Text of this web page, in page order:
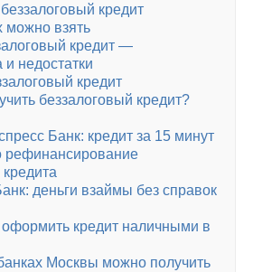
кредит
можно взять
кредит —
недостатки
кредит
беззалоговый кредит?
Банк: кредит за 15 минут
рефинансирование
кредита
деньги взаймы без справок
оформить кредит наличными в
Москвы можно получить